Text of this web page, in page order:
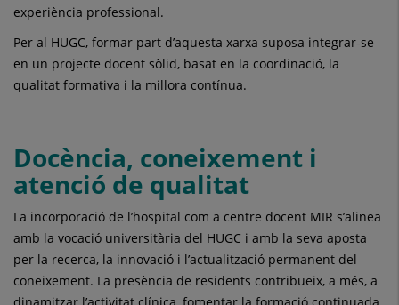
experiència professional.
Per al HUGC, formar part d’aquesta xarxa suposa integrar-se
en un projecte docent sòlid, basat en la coordinació, la
qualitat formativa i la millora contínua.
Docència, coneixement i
atenció de qualitat
La incorporació de l’hospital com a centre docent MIR s’alinea
amb la vocació universitària del HUGC i amb la seva aposta
per la recerca, la innovació i l’actualització permanent del
coneixement. La presència de residents contribueix, a més, a